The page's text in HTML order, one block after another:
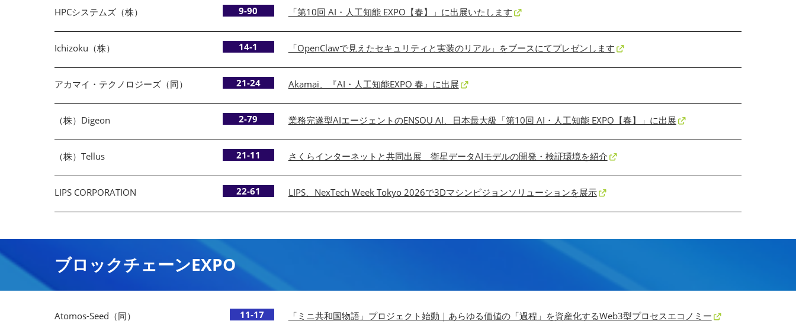
HPCシステムズ（株） 9-90 「第10回 AI・人工知能 EXPO【春】」に出展いたします
Ichizoku（株） 14-1 「OpenClawで見えたセキュリティと実装のリアル」をブースにてプレゼンします
アカマイ・テクノロジーズ（同） 21-24 Akamai、『AI・人工知能EXPO 春』に出展
（株）Digeon 2-79 業務完遂型AIエージェントのENSOU AI、日本最大級「第10回 AI・人工知能 EXPO【春】」に出展
（株）Tellus 21-11 さくらインターネットと共同出展 衛星データAIモデルの開発・検証環境を紹介
LIPS CORPORATION 22-61 LIPS、NexTech Week Tokyo 2026で3Dマシンビジョンソリューションを展示
ブロックチェーンEXPO
Atomos-Seed（同） 11-17 「ミニ共和国物語」プロジェクト始動｜あらゆる価値の「過程」を資産化するWeb3型プロセスエコノミー